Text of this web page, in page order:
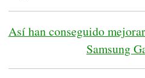
Así han conseguido
Samsung